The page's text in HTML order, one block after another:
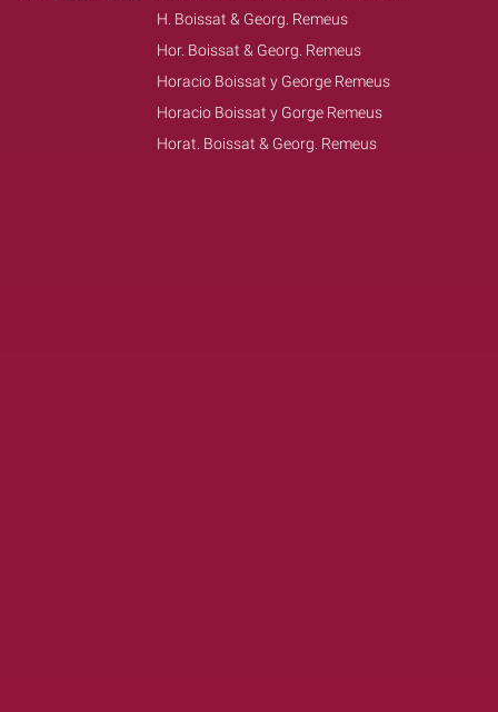
H. Boissat & Georg. Remeus
Hor. Boissat & Georg. Remeus
Horacio Boissat y George Remeus
Horacio Boissat y Gorge Remeus
Horat. Boissat & Georg. Remeus